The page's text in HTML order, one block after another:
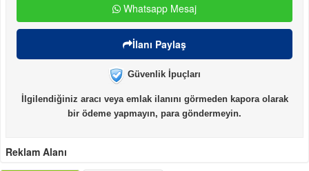
Whatsapp Mesaj
İlanı Paylaş
Güvenlik İpuçları
İlgilendiğiniz aracı veya emlak ilanını görmeden kapora olarak
bir ödeme yapmayın, para göndermeyin.
Reklam Alanı